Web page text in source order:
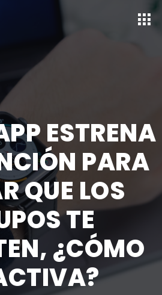
ESTRENA
PARA
QUE LOS
TE
¿CÓMO